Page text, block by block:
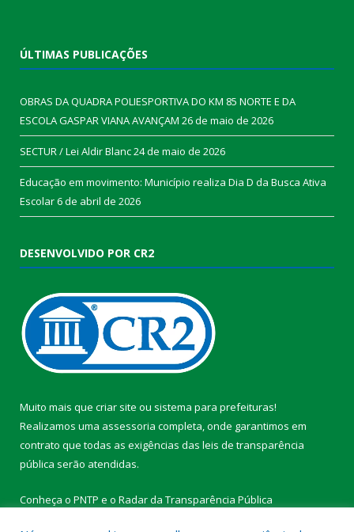
ÚLTIMAS PUBLICAÇÕES
OBRAS DA QUADRA POLIESPORTIVA DO KM 85 NORTE E DA
ESCOLA GASPAR VIANA AVANÇAM 26 de maio de 2026
SECTUR / Lei Aldir Blanc24 de maio de 2026
Educação em movimento: Município realiza Dia D da Busca Ativa
Escolar6 de abril de 2026
DESENVOLVIDO POR CR2
Muito mais que criar site ou sistema para prefeituras!
Realizamos uma assessoria completa, onde garantimos em
contrato que todas as exigências das leis de transparência
pública serão atendidas.
Conheça o PNTP e o Radar da Transparência Pública